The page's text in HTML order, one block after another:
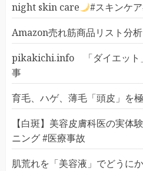
night skin care
#スキンケ
Amazon売れ筋商品リスト分析
pikakichi.info 「ダイエット
事
育毛、ハゲ、薄毛「頭皮」を極
【白斑】美容皮膚科医の実体
ニング #医療事故
肌荒れを「美容液」でどうに